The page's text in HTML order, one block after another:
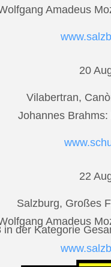
Amadeus
20
Vilabertran,
Johannes
22
Salzburg, Großes
Amadeus
der Kategorie